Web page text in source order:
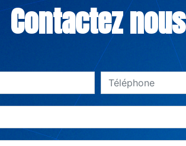
Contactez nous